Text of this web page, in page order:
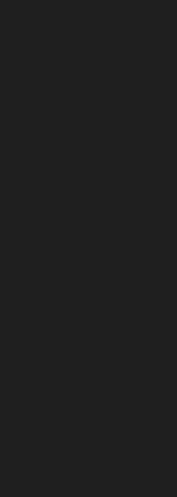
FTL, LTL et
du Nord.